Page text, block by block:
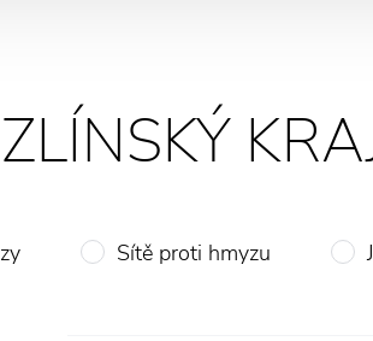
ZLÍNSKÝ
Sítě proti hmyzu